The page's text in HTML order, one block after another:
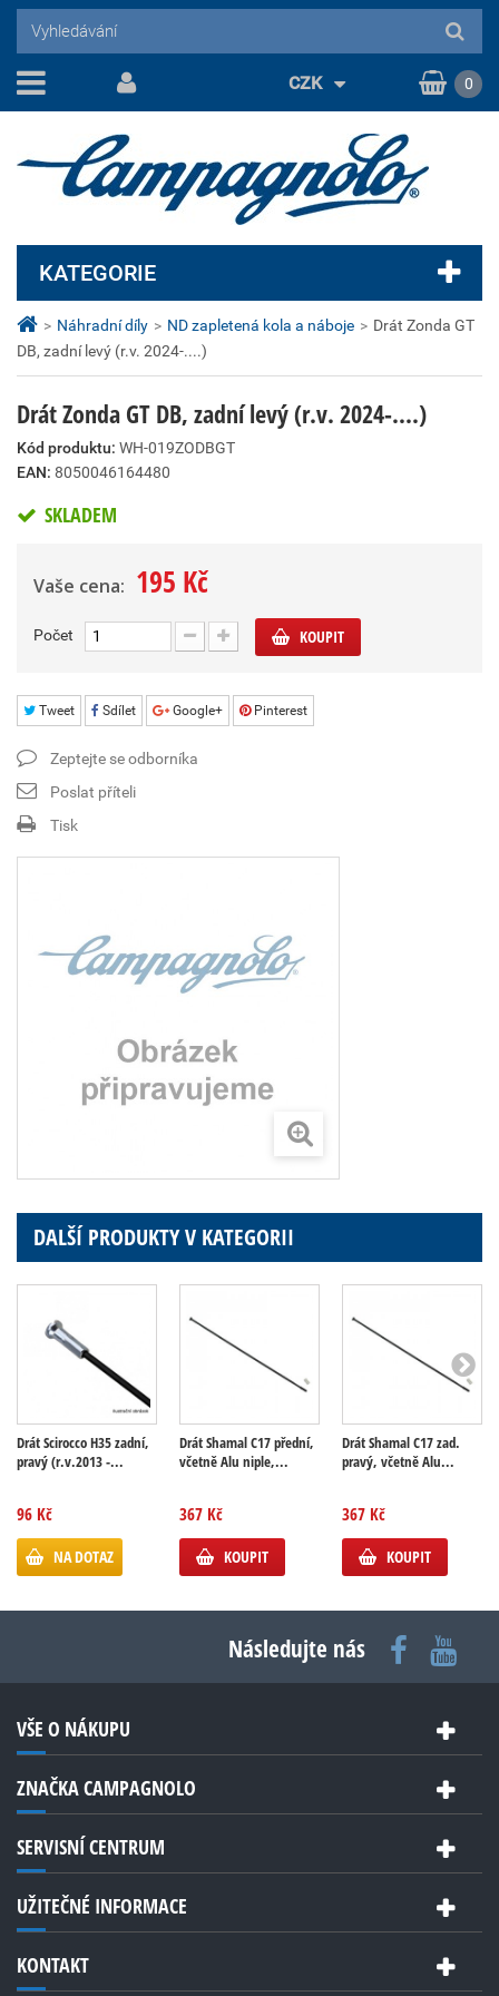
> Náhradní díly > ND zapletená kola a náboje > Drát Zonda GT
DB, zadní levý (r.v. 2024-....)
Drát Zonda GT DB, zadní levý (r.v. 2024-....)
Kód produktu: WH-019ZODBGT
EAN: 8050046164480
SKLADEM
Vaše cena: 195 Kč
Počet KOUPIT
Tweet Sdílet Google+ Pinterest
Zeptejte se odborníka
Poslat příteli
Tisk
DALŠÍ PRODUKTY V KATEGORII
Drát Scirocco H35 zadní,
pravý (r.v.2013 -...
96 Kč
NA DOTAZ
Drát Shamal C17 přední,
včetně Alu niple,...
367 Kč
KOUPIT
Drát Shamal C17 zad.
pravý, včetně Alu...
367 Kč
KOUPIT
KATEGORIE
CZK 0
Následujte nás
VŠE O NÁKUPU
ZNAČKA CAMPAGNOLO
SERVISNÍ CENTRUM
UŽITEČNÉ INFORMACE
KONTAKT